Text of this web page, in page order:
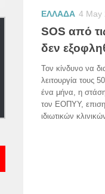
ΕΛΛΑΔΑ 4 May
SOS από
δεν
Τον κίνδυνο να
λειτουργία τους
ένα μήνα, η
τον ΕΟΠΥΥ,
ιδιωτικών